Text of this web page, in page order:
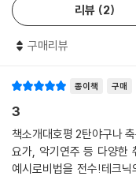
리뷰 2
구매리뷰
종이책 구매
3
책소개대호평 2탄야구나
요가, 악기연주 등 다양한
예시로비법을 전수!테크